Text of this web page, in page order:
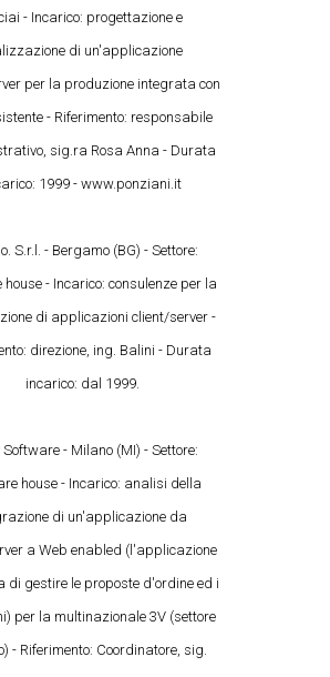
- Incarico: progettazione e
di un'applicazione
per la produzione integrata con
- Riferimento: responsabile
sig.ra Rosa Anna - Durata
1999 - www.ponziani.it
S.r.l. - Bergamo (BG) - Settore:
- Incarico: consulenze per la
di applicazioni client/server -
direzione, ing. Balini - Durata
incarico: dal 1999.
Software - Milano (MI) - Settore:
house - Incarico: analisi della
di un'applicazione da
a Web enabled (l'applicazione
di gestire le proposte d'ordine ed i
per la multinazionale 3V (settore
- Riferimento: Coordinatore, sig.